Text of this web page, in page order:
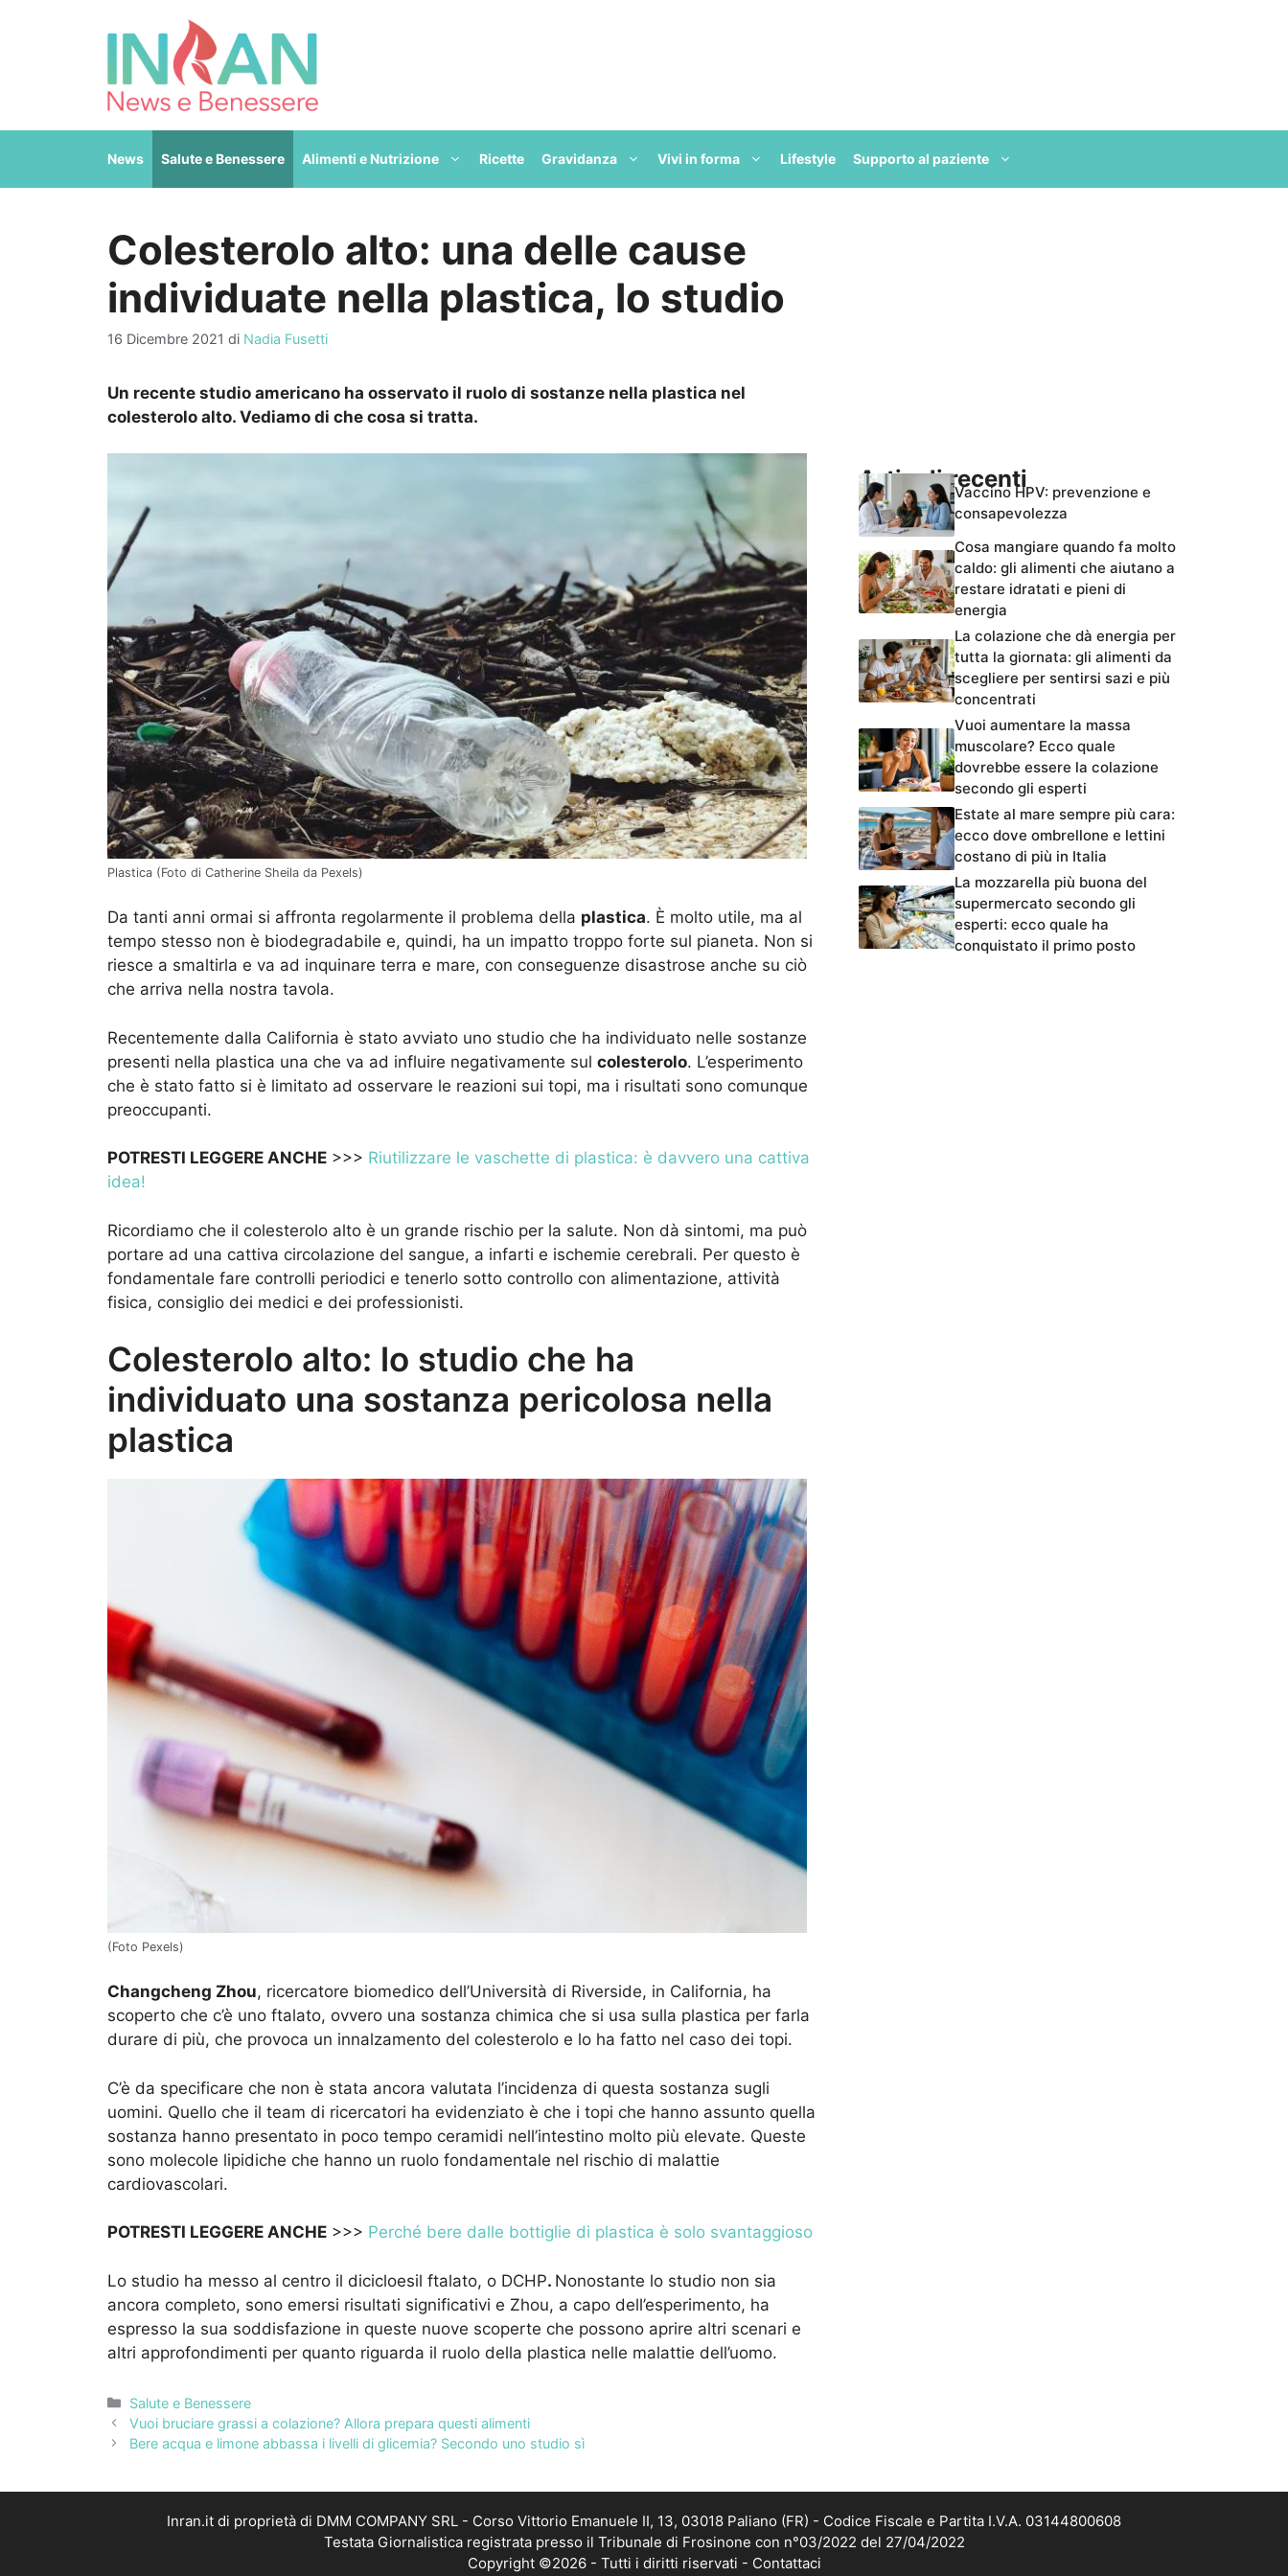
News Salute e Benessere Alimenti e Nutrizione Ricette Gravidanza Vivi in forma Lifestyle Supporto al paziente
Colesterolo alto: una delle cause
individuate nella plastica, lo studio
16 Dicembre 2021 di Nadia Fusetti
Un recente studio americano ha osservato il ruolo di sostanze nella plastica nel
colesterolo alto. Vediamo di che cosa si tratta.
Plastica (Foto di Catherine Sheila da Pexels)
Da tanti anni ormai si affronta regolarmente il problema della plastica. È molto utile, ma al
tempo stesso non è biodegradabile e, quindi, ha un impatto troppo forte sul pianeta. Non si
riesce a smaltirla e va ad inquinare terra e mare, con conseguenze disastrose anche su ciò
che arriva nella nostra tavola.
Recentemente dalla California è stato avviato uno studio che ha individuato nelle sostanze
presenti nella plastica una che va ad influire negativamente sul colesterolo. L’esperimento
che è stato fatto si è limitato ad osservare le reazioni sui topi, ma i risultati sono comunque
preoccupanti.
POTRESTI LEGGERE ANCHE >>> Riutilizzare le vaschette di plastica: è davvero una cattiva
idea!
Ricordiamo che il colesterolo alto è un grande rischio per la salute. Non dà sintomi, ma può
portare ad una cattiva circolazione del sangue, a infarti e ischemie cerebrali. Per questo è
fondamentale fare controlli periodici e tenerlo sotto controllo con alimentazione, attività
fisica, consiglio dei medici e dei professionisti.
Colesterolo alto: lo studio che ha
individuato una sostanza pericolosa nella
plastica
(Foto Pexels)
Changcheng Zhou, ricercatore biomedico dell’Università di Riverside, in California, ha
scoperto che c’è uno ftalato, ovvero una sostanza chimica che si usa sulla plastica per farla
durare di più, che provoca un innalzamento del colesterolo e lo ha fatto nel caso dei topi.
C’è da specificare che non è stata ancora valutata l’incidenza di questa sostanza sugli
uomini. Quello che il team di ricercatori ha evidenziato è che i topi che hanno assunto quella
sostanza hanno presentato in poco tempo ceramidi nell’intestino molto più elevate. Queste
sono molecole lipidiche che hanno un ruolo fondamentale nel rischio di malattie
cardiovascolari.
POTRESTI LEGGERE ANCHE >>> Perché bere dalle bottiglie di plastica è solo svantaggioso
Lo studio ha messo al centro il dicicloesil ftalato, o DCHP. Nonostante lo studio non sia
ancora completo, sono emersi risultati significativi e Zhou, a capo dell’esperimento, ha
espresso la sua soddisfazione in queste nuove scoperte che possono aprire altri scenari e
altri approfondimenti per quanto riguarda il ruolo della plastica nelle malattie dell’uomo.
Categorie
Salute e Benessere
Vuoi bruciare grassi a colazione? Allora prepara questi alimenti
Bere acqua e limone abbassa i livelli di glicemia? Secondo uno studio sì
Articoli recentiVaccino HPV: prevenzione e
consapevolezza
Cosa mangiare quando fa molto
caldo: gli alimenti che aiutano a
restare idratati e pieni di
energia
La colazione che dà energia per
tutta la giornata: gli alimenti da
scegliere per sentirsi sazi e più
concentrati
Vuoi aumentare la massa
muscolare? Ecco quale
dovrebbe essere la colazione
secondo gli esperti
Estate al mare sempre più cara:
ecco dove ombrellone e lettini
costano di più in Italia
La mozzarella più buona del
supermercato secondo gli
esperti: ecco quale ha
conquistato il primo posto
Inran.it di proprietà di DMM COMPANY SRL - Corso Vittorio Emanuele II, 13, 03018 Paliano (FR) - Codice Fiscale e Partita I.V.A. 03144800608
Testata Giornalistica registrata presso il Tribunale di Frosinone con n°03/2022 del 27/04/2022
Copyright ©2026 - Tutti i diritti riservati - Contattaci